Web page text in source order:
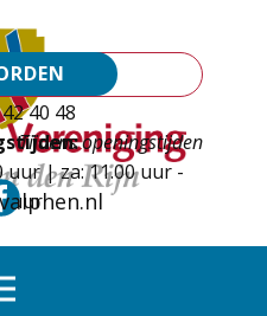
40 48
Tijdens openingstijden
uur | za: 11.00 uur -
uur